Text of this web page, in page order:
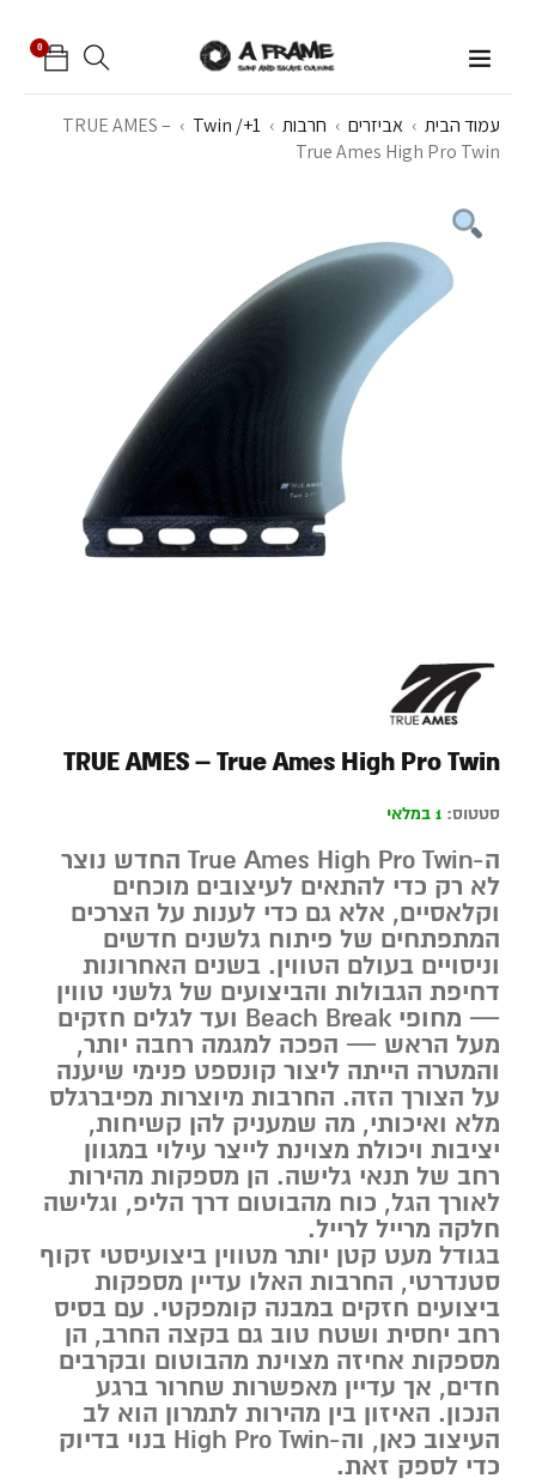
0
עמוד הבית › אביזרים › חרבות ›
Twin /+1
›
TRUE AMES –
True Ames High Pro Twin
TRUE AMES – True Ames High Pro Twin
סטטוס: 1 במלאי
ה-True Ames High Pro Twin החדש נוצר
לא רק כדי להתאים לעיצובים מוכחים
וקלאסיים, אלא גם כדי לענות על הצרכים
המתפתחים של פיתוח גלשנים חדשים
וניסויים בעולם הטווין. בשנים האחרונות
דחיפת הגבולות והביצועים של גלשני טווין
— מחופי Beach Break ועד לגלים חזקים
מעל הראש — הפכה למגמה רחבה יותר,
והמטרה הייתה ליצור קונספט פנימי שיענה
על הצורך הזה. החרבות מיוצרות מפיברגלס
מלא ואיכותי, מה שמעניק להן קשיחות,
יציבות ויכולת מצוינת לייצר עילוי במגוון
רחב של תנאי גלישה. הן מספקות מהירות
לאורך הגל, כוח מהבוטום דרך הליפ, וגלישה
חלקה מרייל לרייל.
בגודל מעט קטן יותר מטווין ביצועיסטי זקוף
סטנדרטי, החרבות האלו עדיין מספקות
ביצועים חזקים במבנה קומפקטי. עם בסיס
רחב יחסית ושטח טוב גם בקצה החרב, הן
מספקות אחיזה מצוינת מהבוטום ובקרבים
חדים, אך עדיין מאפשרות שחרור ברגע
הנכון. האיזון בין מהירות לתמרון הוא לב
העיצוב כאן, וה-High Pro Twin בנוי בדיוק
כדי לספק זאת.